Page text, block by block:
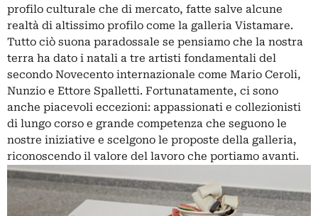
profilo culturale che di mercato, fatte salve alcune
realtà di altissimo profilo come la galleria Vistamare.
Tutto ciò suona paradossale se pensiamo che la nostra
terra ha dato i natali a tre artisti fondamentali del
secondo Novecento internazionale come Mario Ceroli,
Nunzio e Ettore Spalletti. Fortunatamente, ci sono
anche piacevoli eccezioni: appassionati e collezionisti
di lungo corso e grande competenza che seguono le
nostre iniziative e scelgono le proposte della galleria,
riconoscendo il valore del lavoro che portiamo avanti.